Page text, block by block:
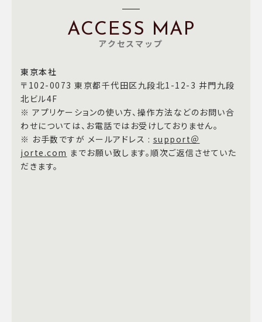
ACCESS MAP
アクセスマップ
東京本社
〒102-0073 東京都千代田区九段北1-12-3 井門九段
北ビル4F
※ アプリケーションの使い方、操作方法などのお問い合
わせについては、お電話ではお受けしておりません。
※ お手数ですが メールアドレス : support＠
jorte.com までお願い致します。順次ご返信させていた
だきます。